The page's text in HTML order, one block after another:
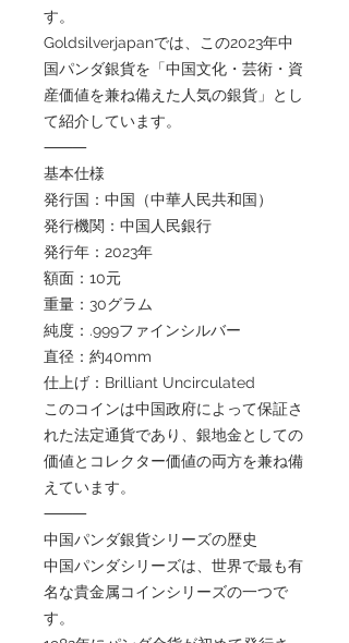
す。
Goldsilverjapanでは、この2023年中
国パンダ銀貨を「中国文化・芸術・資
産価値を兼ね備えた人気の銀貨」とし
て紹介しています。
⸻
基本仕様
発行国：中国（中華人民共和国）
発行機関：中国人民銀行
発行年：2023年
額面：10元
重量：30グラム
純度：.999ファインシルバー
直径：約40mm
仕上げ：Brilliant Uncirculated
このコインは中国政府によって保証さ
れた法定通貨であり、銀地金としての
価値とコレクター価値の両方を兼ね備
えています。
⸻
中国パンダ銀貨シリーズの歴史
中国パンダシリーズは、世界で最も有
名な貴金属コインシリーズの一つで
す。